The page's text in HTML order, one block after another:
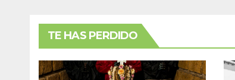
TE HAS PERDIDO